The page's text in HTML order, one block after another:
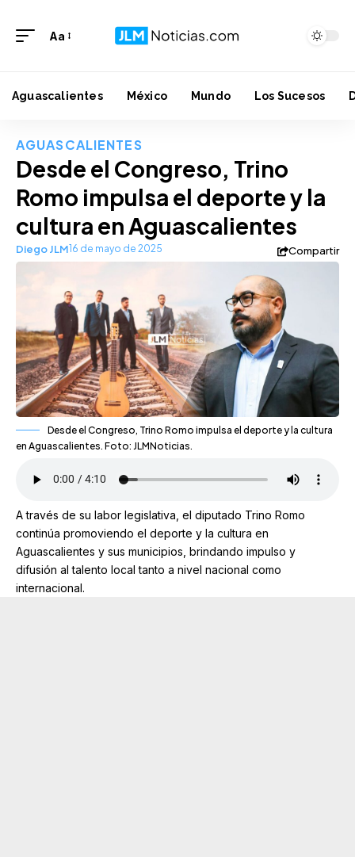
Aa
Aguascalientes México Mundo Los Sucesos
AGUASCALIENTES
Desde el Congreso, Trino
Romo impulsa el deporte y la
cultura en Aguascalientes
Diego JLM16 de mayo de 2025 Compartir
Desde el Congreso, Trino Romo impulsa el deporte y la cultura
en Aguascalientes. Foto: JLMNoticias.
A través de su labor legislativa, el diputado Trino Romo
continúa promoviendo el deporte y la cultura en
Aguascalientes y sus municipios, brindando impulso y
difusión al talento local tanto a nivel nacional como
internacional.